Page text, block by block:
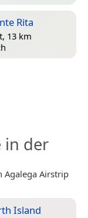
Rita
13 km
in der
Agalega Airstrip
Island